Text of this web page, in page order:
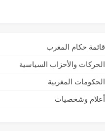
قائمة حكام المغرب
الحركات والأحزاب السياسية
الحكومات المغربية
أعلام وشخصيات